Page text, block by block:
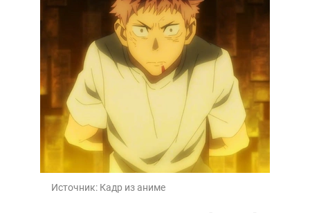
Источник: Кадр из аниме